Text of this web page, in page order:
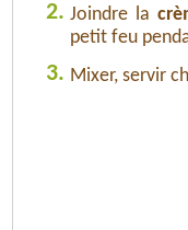
2. Joindre la
petit feu
3. Mixer, servir